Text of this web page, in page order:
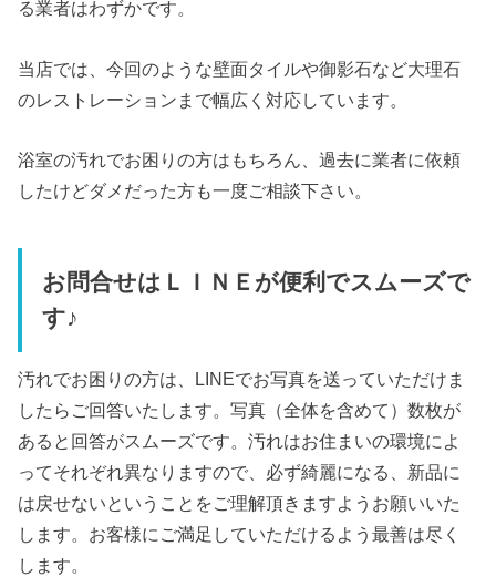
る業者はわずかです。
当店では、今回のような壁面タイルや御影石など大理石
のレストレーションまで幅広く対応しています。
浴室の汚れでお困りの方はもちろん、過去に業者に依頼
したけどダメだった方も一度ご相談下さい。
お問合せはＬＩＮＥが便利でスムーズで
す♪
汚れでお困りの方は、LINEでお写真を送っていただけま
したらご回答いたします。写真（全体を含めて）数枚が
あると回答がスムーズです。汚れはお住まいの環境によ
ってそれぞれ異なりますので、必ず綺麗になる、新品に
は戻せないということをご理解頂きますようお願いいた
します。お客様にご満足していただけるよう最善は尽く
します。